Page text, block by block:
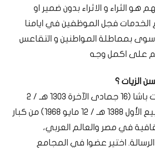
هو الثراء و الاثراء بدون ضمير او
فجل الموظفين في ايامنا
بمماطلة المواطنين و التقاعس
على اكمل وجه
الزيات ؟
أحمد حسن الزيات باشا (16 جمادى الآخرة 1303 هـ / 2
إبريل 1885 – 16 ربيع الأول 1388 هـ / 12 مايو 1968) من كبار
في مصر والعالم العربي،
اختير عضوا في المجامع